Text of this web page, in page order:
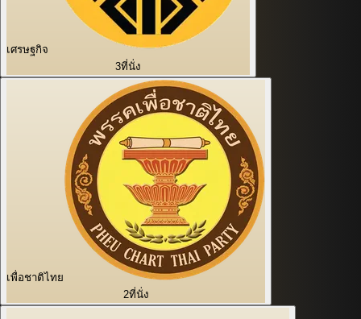
เศรษฐกิจ
3ที่นั่ง
เพื่อชาติไทย
2ที่นั่ง